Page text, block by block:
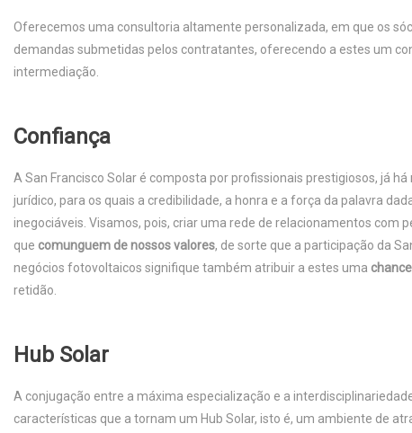
Oferecemos uma consultoria altamente personalizada, em que os
demandas submetidas pelos contratantes, oferecendo a estes um
intermediação.
Confiança
A San Francisco Solar é composta por profissionais prestigiosos, já
jurídico, para os quais a credibilidade, a honra e a força da palavra
inegociáveis. Visamos, pois, criar uma rede de relacionamentos com
que comunguem de nossos valores, de sorte que a participação da
negócios fotovoltaicos signifique também atribuir a estes uma
retidão.
Hub Solar
A conjugação entre a máxima especialização e a
características que a tornam um Hub Solar, isto é, um ambiente de